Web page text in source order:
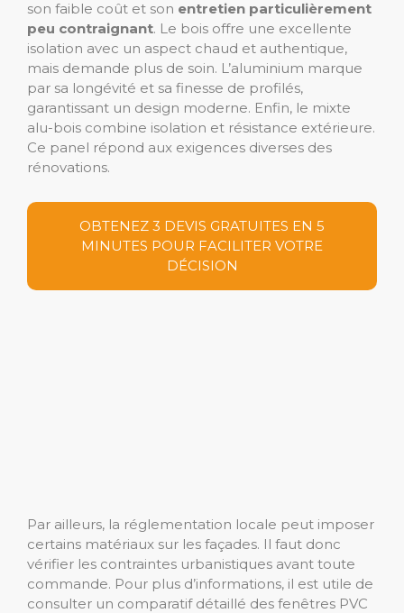
son faible coût et son entretien particulièrement
peu contraignant. Le bois offre une excellente
isolation avec un aspect chaud et authentique,
mais demande plus de soin. L’aluminium marque
par sa longévité et sa finesse de profilés,
garantissant un design moderne. Enfin, le mixte
alu-bois combine isolation et résistance extérieure.
Ce panel répond aux exigences diverses des
rénovations.
OBTENEZ 3 DEVIS GRATUITES EN 5
MINUTES POUR FACILITER VOTRE
DÉCISION
Par ailleurs, la réglementation locale peut imposer
certains matériaux sur les façades. Il faut donc
vérifier les contraintes urbanistiques avant toute
commande. Pour plus d’informations, il est utile de
consulter un comparatif détaillé des fenêtres PVC